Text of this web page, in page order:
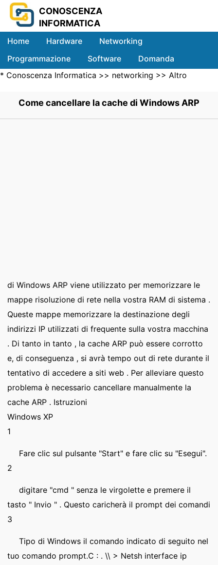
CONOSCENZA
INFORMATICA
Home Hardware
Networking
Programmazione
Software
Domanda
Sistemi
* Conoscenza Informatica >> networking >> Altro
Come cancellare la cache di Windows ARP
di Windows ARP viene utilizzato per memorizzare le
mappe risoluzione di rete nella vostra RAM di sistema .
Queste mappe memorizzare la destinazione degli
indirizzi IP utilizzati di frequente sulla vostra macchina
. Di tanto in tanto , la cache ARP può essere corrotto
e, di conseguenza , si avrà tempo out di rete durante il
tentativo di accedere a siti web . Per alleviare questo
problema è necessario cancellare manualmente la
cache ARP . Istruzioni
Windows XP
1
Fare clic sul pulsante "Start" e fare clic su "Esegui".
2
digitare "cmd " senza le virgolette e premere il
tasto " Invio " . Questo caricherà il prompt dei comandi
3
Tipo di Windows il comando indicato di seguito nel
tuo comando prompt.C : . \\ > Netsh interface ip